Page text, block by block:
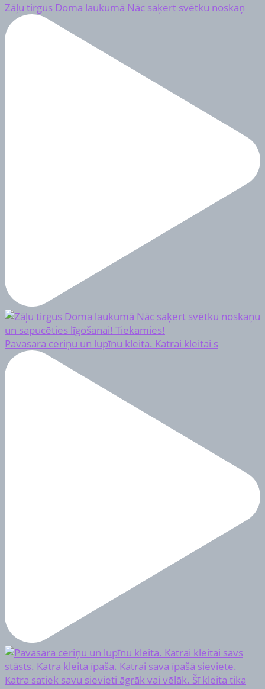
Zāļu tirgus Doma laukumā Nāc saķert svētku noskaņ
Pavasara ceriņu un lupīnu kleita. Katrai kleitai s